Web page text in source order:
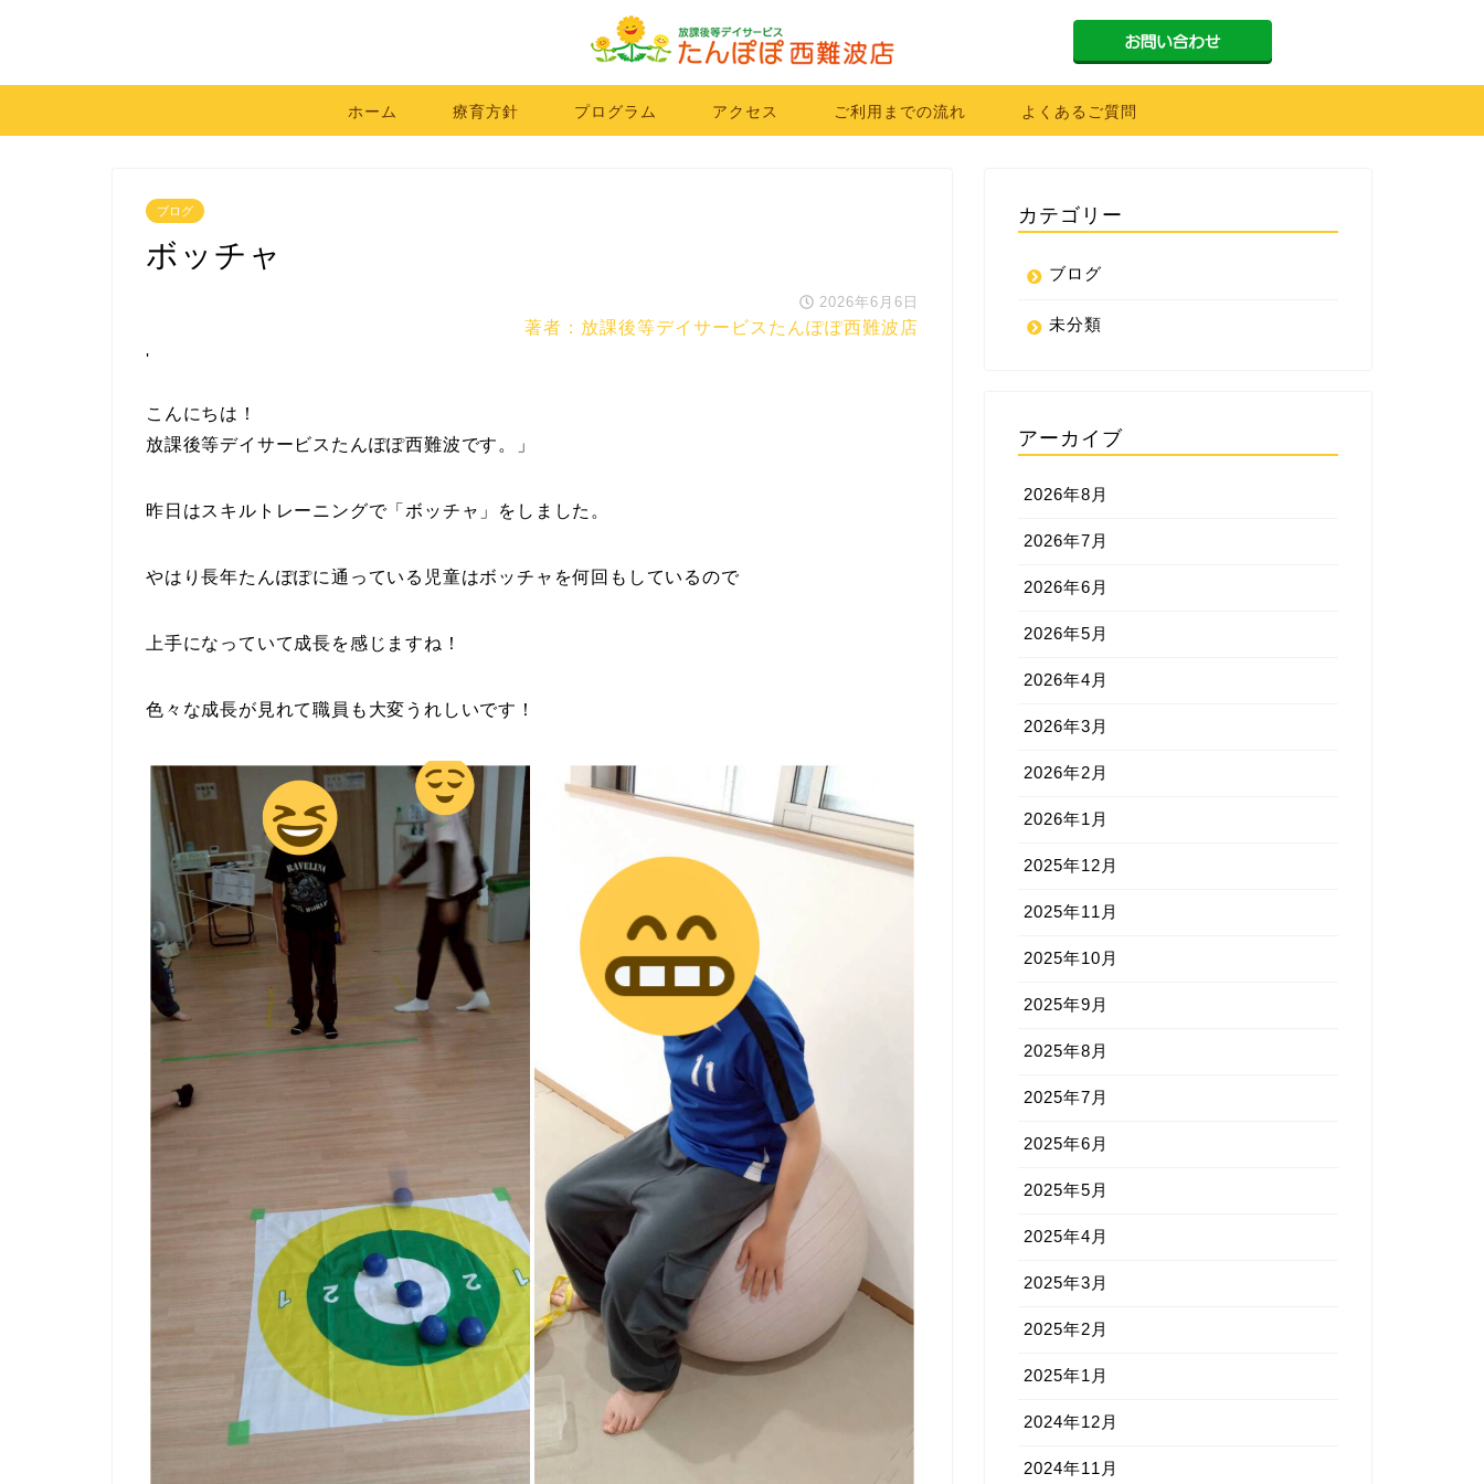
ホーム 療育方針 プログラム アクセス ご利用までの流れ よくあるご質問
ブログ
ボッチャ
2026年6月6日
著者：放課後等デイサービスたんぽぽ西難波店
'
こんにちは！
放課後等デイサービスたんぽぽ西難波です。」
昨日はスキルトレーニングで「ボッチャ」をしました。
やはり長年たんぽぽに通っている児童はボッチャを何回もしているので
上手になっていて成長を感じますね！
色々な成長が見れて職員も大変うれしいです！
カテゴリー
ブログ
未分類
アーカイブ
2026年8月
2026年7月
2026年6月
2026年5月
2026年4月
2026年3月
2026年2月
2026年1月
2025年12月
2025年11月
2025年10月
2025年9月
2025年8月
2025年7月
2025年6月
2025年5月
2025年4月
2025年3月
2025年2月
2025年1月
2024年12月
2024年11月